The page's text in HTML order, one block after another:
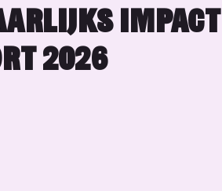
IMPACT
2026